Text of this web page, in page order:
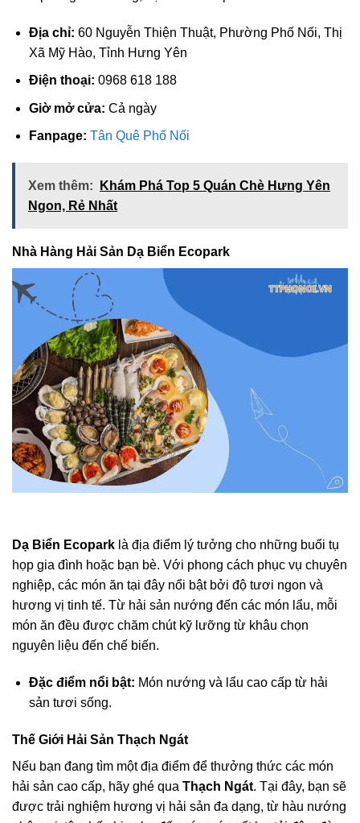
Địa chỉ: 60 Nguyễn Thiện Thuật, Phường Phố Nối, Thị
Xã Mỹ Hào, Tỉnh Hưng Yên
Điện thoại: 0968 618 188
Giờ mở cửa: Cả ngày
Fanpage: Tân Quê Phố Nối
Xem thêm:
Khám Phá Top 5 Quán Chè Hưng Yên
Ngon, Rẻ Nhất
Nhà Hàng Hải Sản Dạ Biển Ecopark
Dạ Biển Ecopark là địa điểm lý tưởng cho những buổi tụ
họp gia đình hoặc bạn bè. Với phong cách phục vụ chuyên
nghiệp, các món ăn tại đây nổi bật bởi độ tươi ngon và
hương vị tinh tế. Từ hải sản nướng đến các món lẩu, mỗi
món ăn đều được chăm chút kỹ lưỡng từ khâu chọn
nguyên liệu đến chế biến.
Đặc điểm nổi bật: Món nướng và lẩu cao cấp từ hải
sản tươi sống.
Thế Giới Hải Sản Thạch Ngát
Nếu bạn đang tìm một địa điểm để thưởng thức các món
hải sản cao cấp, hãy ghé qua Thạch Ngát. Tại đây, bạn sẽ
được trải nghiệm hương vị hải sản đa dạng, từ hàu nướng